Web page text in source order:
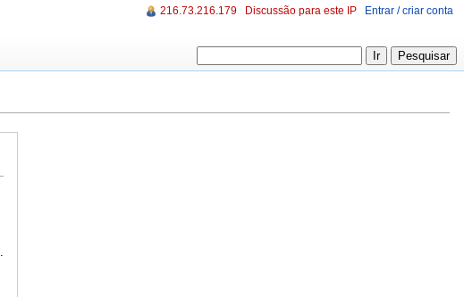
216.73.216.179 Discussão para este IP Entrar / criar conta